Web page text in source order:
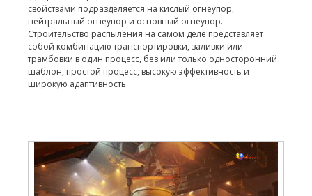
свойствами подразделяется на кислый огнеупор,
нейтральный огнеупор и основный огнеупор.
Строительство распыления на самом деле представляет
собой комбинацию транспортировки, заливки или
трамбовки в один процесс, без или только односторонний
шаблон, простой процесс, высокую эффективность и
широкую адаптивность.